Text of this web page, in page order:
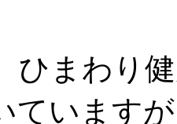
ひまわり
ています